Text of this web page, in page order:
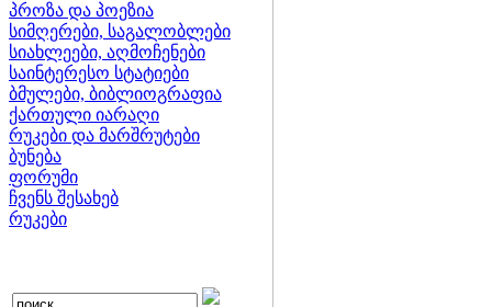
პროზა და პოეზია
სიმღერები, საგალობლები
სიახლეები, აღმოჩენები
საინტერესო სტატიები
ბმულები, ბიბლიოგრაფია
ქართული იარაღი
რუკები და მარშრუტები
ბუნება
ფორუმი
ჩვენს შესახებ
რუკები